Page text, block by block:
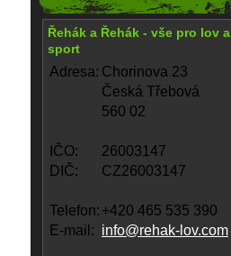
Řehák a Řehák - vše pro lov a
sport
Adresa: Chorinova 23
Česká Třebová
560 02
IČO:
26003147
DIČ:
CZ26003147
Telefon: +420 465 535 390
E-mail: info@rehak-lov.com